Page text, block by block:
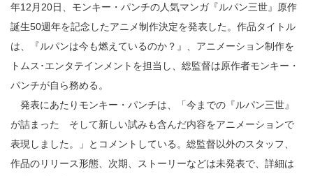
年12月20日、モンキー・パンチの人気マンガ『ルパン三世』原作
誕生50週年を記念したアニメ制作決定を発表した。作品タイトル
は、『ルパンは今も燃えているのか？』、アニメーション制作を
トムス･エンタテインメントを担当し、総監督は原作者モンキー・
パンチが自ら務める。
発表にあたりモンキー・パンチは、「今までの『ルパン三世』
が詰まった そして新しい試みも含んだ内容をアニメーションで
表現しました。」とコメントしている。総監督以外のスタッフ、
作品のリリース形態、次期、ストーリーなどは未発表で、詳細は